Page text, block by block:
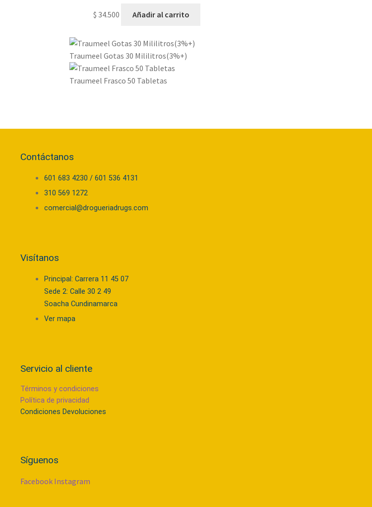
$ 34.500 Añadir al carrito
Traumeel Gotas 30 Mililitros(3%+)
Traumeel Frasco 50 Tabletas
Contáctanos
601 683 4230 / 601 536 4131
310 569 1272
comercial@drogueriadrugs.com
Visítanos
Principal: Carrera 11 45 07
Sede 2: Calle 30 2 49
Soacha Cundinamarca
Ver mapa
Servicio al cliente
Términos y condiciones
Política de privacidad
Condiciones Devoluciones
Síguenos
Facebook Instagram